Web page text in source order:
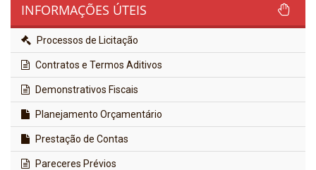
INFORMAÇÕES ÚTEIS
Processos de Licitação
Contratos e Termos Aditivos
Demonstrativos Fiscais
Planejamento Orçamentário
Prestação de Contas
Pareceres Prévios